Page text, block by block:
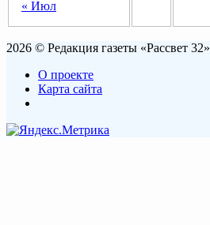
« Июл
2026 © Редакция газеты «Рассвет 32»
О проекте
Карта сайта